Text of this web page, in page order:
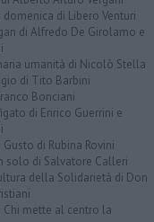
di Libero Venturi
di Alfredo De Girolamo e
umanità di Nicolò Stella
di Tito Barbini
Bonciani
di Enrico Guerrini e
di Rubina Rovini
solo di Salvatore Calleri
della Solidarietà di Don
Chi mette al centro la